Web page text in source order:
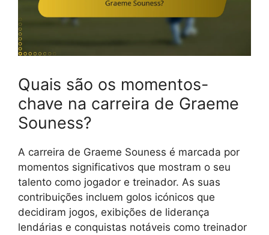
Quais são os momentos-
chave na carreira de Graeme
Souness?
A carreira de Graeme Souness é marcada por
momentos significativos que mostram o seu
talento como jogador e treinador. As suas
contribuições incluem golos icónicos que
decidiram jogos, exibições de liderança
lendárias e conquistas notáveis como treinador